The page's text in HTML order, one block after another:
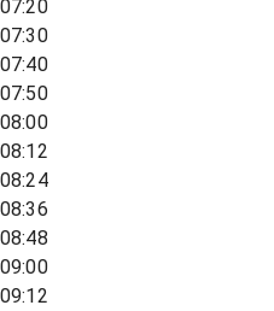
07:20
07:30
07:40
07:50
08:00
08:12
08:24
08:36
08:48
09:00
09:12